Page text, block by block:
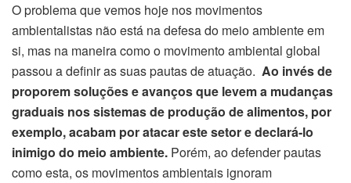
O problema que vemos hoje nos movimentos
ambientalistas não está na defesa do meio ambiente em
si, mas na maneira como o movimento ambiental global
passou a definir as suas pautas de atuação. Ao invés de
proporem soluções e avanços que levem a mudanças
graduais nos sistemas de produção de alimentos, por
exemplo, acabam por atacar este setor e declará-lo
inimigo do meio ambiente. Porém, ao defender pautas
como esta, os movimentos ambientais ignoram